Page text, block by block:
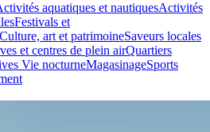
aquatiques et nautiquesActivités
Festivals et
Culture, art et patrimoineSaveurs locales
et centres de plein airQuartiers
Vie nocturneMagasinageSports